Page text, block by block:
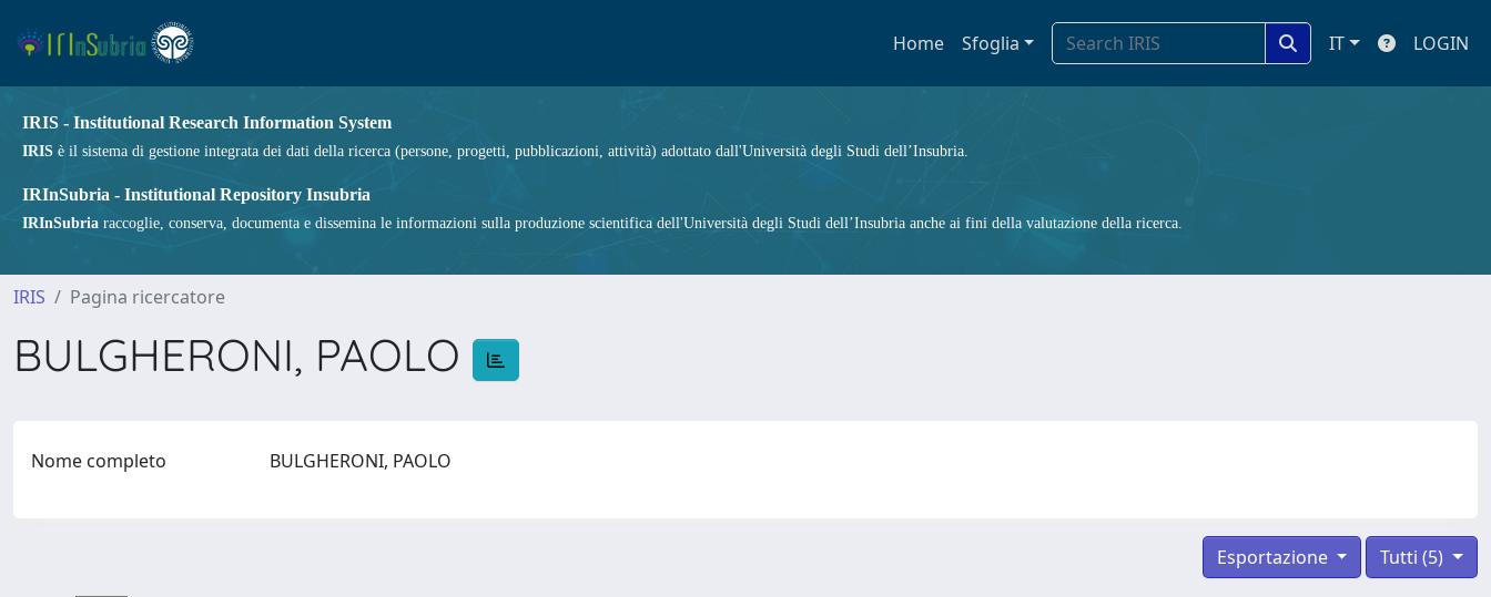
Home Sfoglia IT LOGIN
IRIS - Institutional Research Information System
IRIS è il sistema di gestione integrata dei dati della ricerca (persone, progetti, pubblicazioni, attività) adottato dall'Università degli Studi dell’Insubria.
IRInSubria - Institutional Repository Insubria
IRInSubria raccoglie, conserva, documenta e dissemina le informazioni sulla produzione scientifica dell'Università degli Studi dell’Insubria anche ai fini della valutazione della ricerca.
IRIS Pagina ricercatore
BULGHERONI, PAOLO
Nome completo BULGHERONI, PAOLO
Tutti (5)
Esportazione